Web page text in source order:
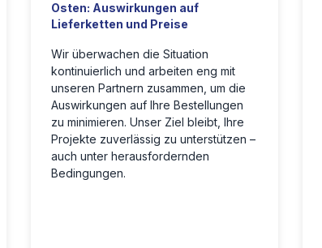
Osten: Auswirkungen auf
Lieferketten und Preise
Wir überwachen die Situation
kontinuierlich und arbeiten eng mit
unseren Partnern zusammen, um die
Auswirkungen auf Ihre Bestellungen
zu minimieren. Unser Ziel bleibt, Ihre
Projekte zuverlässig zu unterstützen –
auch unter herausfordernden
Bedingungen.